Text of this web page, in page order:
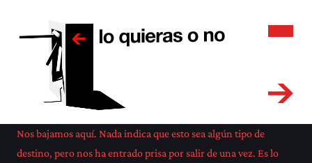
Nos bajamos aquí. Nada indica que esto sea algún tipo de
destino, pero nos ha entrado prisa por salir de una vez. Es lo